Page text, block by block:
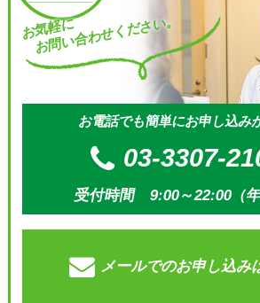
お気軽に
お問い合わせください。
お電話でも簡単にお申し込み
03-3307-
受付時間 9:00～22:00（年
メールでのお申し込み